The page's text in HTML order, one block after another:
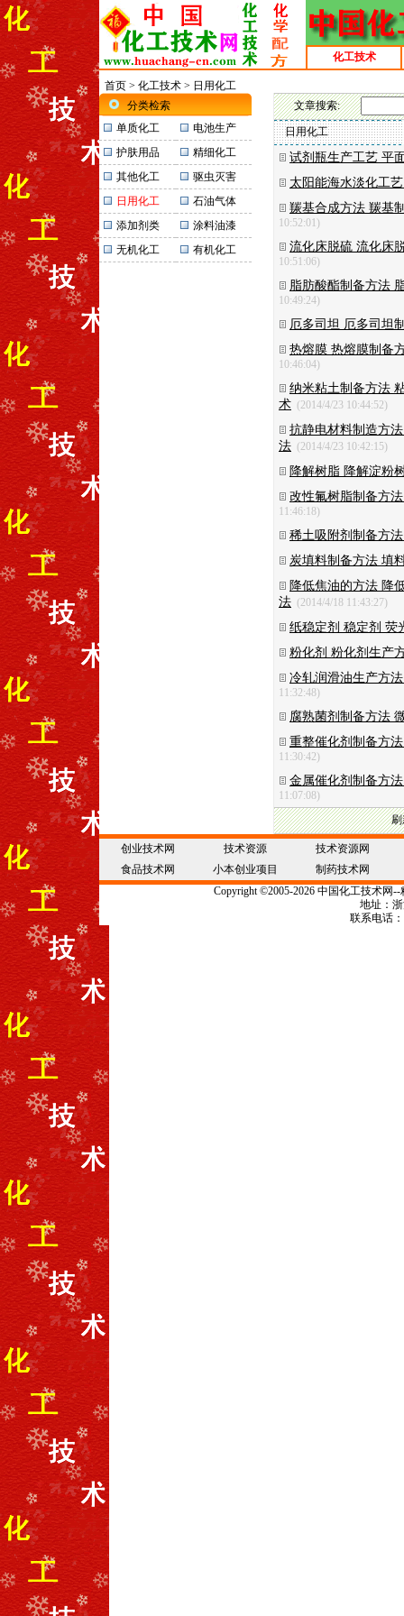
化工技术
首页 > 化工技术 > 日用化工
分类检索
单质化工
电池生产
护肤用品
精细化工
其他化工
驱虫灭害
日用化工
石油气体
添加剂类
涂料油漆
无机化工
有机化工
文章搜索:
日用化工
试剂瓶生产工艺 平
太阳能海水淡化工
羰基合成方法 羰基
10:52:01)
流化床脱硫 流化床
10:51:06)
脂肪酸酯制备方法
10:49:24)
厄多司坦 厄多司坦
热熔膜 热熔膜制备
10:46:04)
纳米粘土制备方法
术 (2014/4/23 10:44:52)
抗静电材料制造方
法 (2014/4/23 10:42:15)
降解树脂 降解淀粉
改性氟树脂制备方
11:46:18)
稀土吸附剂制备方
炭填料制备方法 填
降低焦油的方法 降
法 (2014/4/18 11:43:27)
纸稳定剂 稳定剂 荧
粉化剂 粉化剂生产
冷轧润滑油生产方
11:32:48)
腐熟菌剂制备方法
重整催化剂制备方
11:30:42)
金属催化剂制备方
11:07:08)
创业技术网 技术资源
技术资源网
食品技术网
小本创业项目
制药技术网
Copyright©2005-2026 中国化工技术网--
地址：
联系电话：